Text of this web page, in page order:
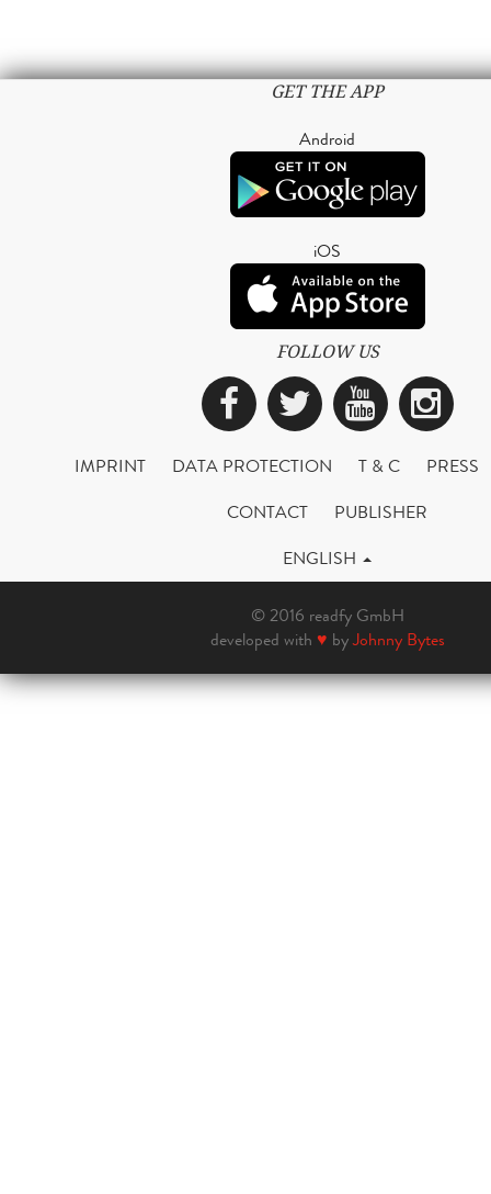
GET THE APP
Android
iOS
FOLLOW US
Facebook
Twitter
IMPRINT DATA PROTECTION T & C
PRESS
CONTACT
PUBLISHER
ENGLISH
© 2016 readfy GmbH
developed with ♥ byJohnny Bytes